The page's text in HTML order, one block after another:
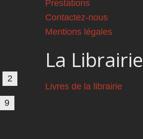
2
9
Prestations
Contactez-nous
Mentions légales
La Librairie
Livres de la librairie